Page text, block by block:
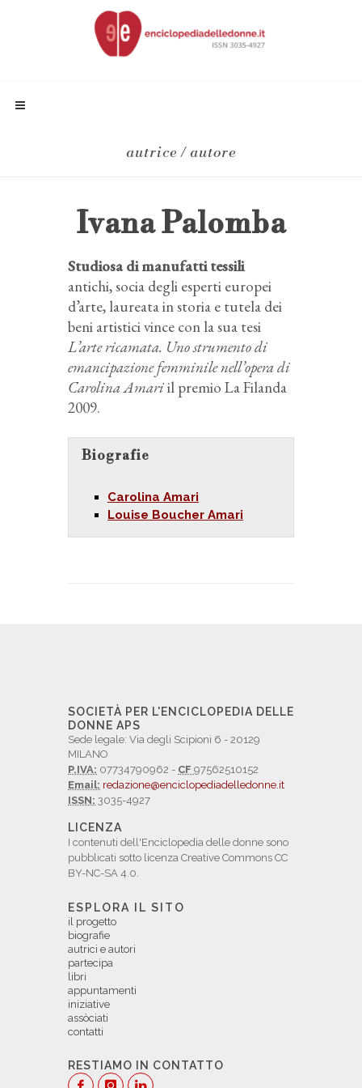
autrice / autore
Ivana Palomba
Studiosa di manufatti tessili
antichi, socia degli esperti europei
d’arte, laureata in storia e tutela dei
beni artistici vince con la sua tesi
L’arte ricamata. Uno strumento di
emancipazione femminile nell’opera di
Carolina Amariil premio La Filanda
2009.
Biografie
Carolina Amari
Louise Boucher Amari
SOCIETÀ PER L'ENCICLOPEDIA DELLE
DONNE APS
Sede legale: Via degli Scipioni 6 - 20129
MILANO
P.IVA: 07734790962 - CF 97562510152
Email: redazione@enciclopediadelledonne.it
ISSN: 3035-4927
LICENZA
I contenuti dell'Enciclopedia delle donne sono
pubblicati sotto licenza Creative Commons CC
BY-NC-SA 4.0.
ESPLORA IL SITO
il progetto
biografie
autrici e autori
partecipa
libri
appuntamenti
iniziative
assòciati
contatti
RESTIAMO IN CONTATTO